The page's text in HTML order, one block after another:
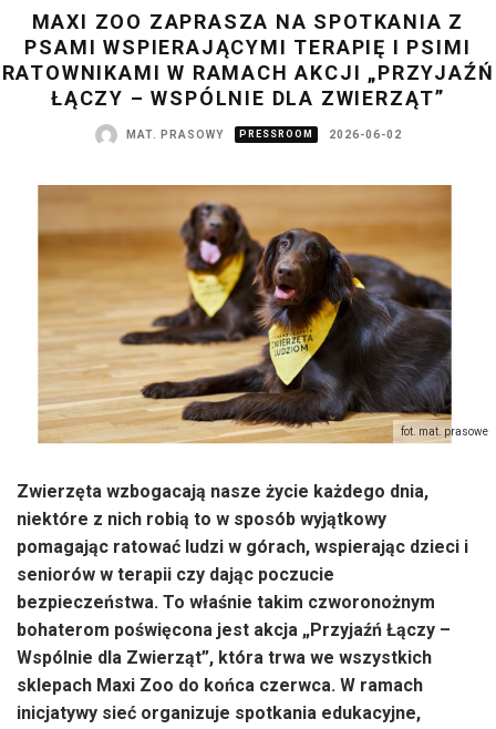
MAXI ZOO ZAPRASZA NA SPOTKANIA Z
PSAMI WSPIERAJĄCYMI TERAPIĘ I PSIMI
RATOWNIKAMI W RAMACH AKCJI „PRZYJAŹŃ
ŁĄCZY – WSPÓLNIE DLA ZWIERZĄT”
MAT. PRASOWY PRESSROOM 2026-06-02
fot. mat. prasowe
Zwierzęta wzbogacają nasze życie każdego dnia,
niektóre z nich robią to w sposób wyjątkowy
pomagając ratować ludzi w górach, wspierając dzieci i
seniorów w terapii czy dając poczucie
bezpieczeństwa. To właśnie takim czworonożnym
bohaterom poświęcona jest akcja „Przyjaźń Łączy –
Wspólnie dla Zwierząt”, która trwa we wszystkich
sklepach Maxi Zoo do końca czerwca. W ramach
inicjatywy sieć organizuje spotkania edukacyjne,